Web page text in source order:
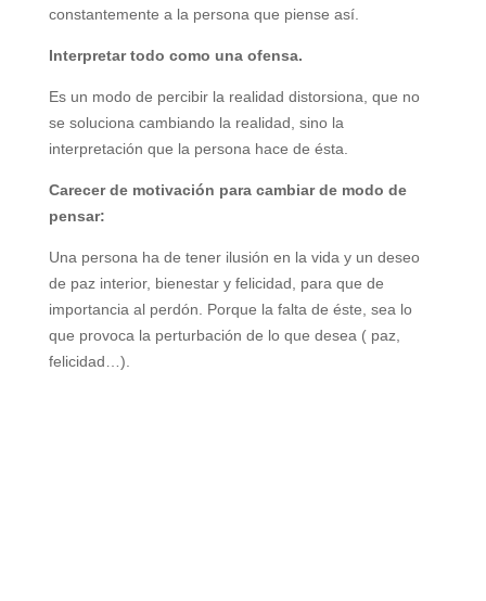
constantemente a la persona que piense así.
Interpretar todo como una ofensa.
Es un modo de percibir la realidad distorsiona, que no
se soluciona cambiando la realidad, sino la
interpretación que la persona hace de ésta.
Carecer de motivación para cambiar de modo de
pensar:
Una persona ha de tener ilusión en la vida y un deseo
de paz interior, bienestar y felicidad, para que de
importancia al perdón. Porque la falta de éste, sea lo
que provoca la perturbación de lo que desea ( paz,
felicidad…).